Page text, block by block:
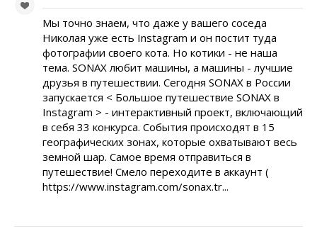
Мы точно знаем, что даже у вашего соседа
Николая уже есть Instagram и он постит туда
фотографии своего кота. Но котики - не наша
тема. SONAX любит машины, а машины - лучшие
друзья в путешествии. Сегодня SONAX в России
запускается < Большое путешествие SONAX в
Instagram > - интерактивный проект, включающий
в себя 33 конкурса. События происходят в 15
географических зонах, которые охватывают весь
земной шар. Самое время отправиться в
путешествие! Смело переходите в аккаунт (
https://www.instagram.com/sonax.tr...